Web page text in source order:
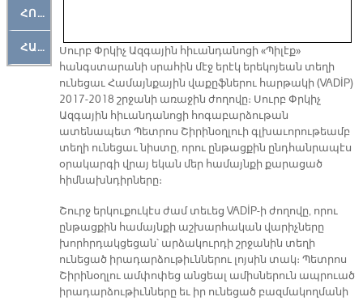
ՀՈԳԵՄՏԱՒՈՐ
ՀԱՐԹԱԿ
Սուրբ Փրկիչ Ազգային հիւանդանոցի «Պիլէք»
հանգստարանի սրահին մէջ երէկ երեկոյեան տեղի
ունեցաւ Համայնքային վաքըֆներու հարթակի (VADİP)
2017-2018 շրջանի առաջին ժողովը։ Սուրբ Փրկիչ
Ազգային հիւանդանոցի հոգաբարձութան
ատենապետ Պետրոս Շիրինօղլուի գլխաւորութեամբ
տեղի ունեցաւ նիստը, որու ընթացքին ընդհանրապէս
օրակարգի վրայ եկան մեր համայնքի քարացած
հիմնախնդիրները։
Շուրջ երկուքուկէս ժամ տեւեց VADİP-ի ժողովը, որու
ընթացքին համայնքի աշխարհական վարիչները
խորհրդակցեցան՝ արձակուրդի շրջանին տեղի
ունեցած իրադարձութիւններու լոյսին տակ։ Պետրոս
Շիրինօղլու ամփոփեց անցեալ ամիսներուն ապրուած
իրադարձութիւնները եւ իր ունեցած բազմակողմանի